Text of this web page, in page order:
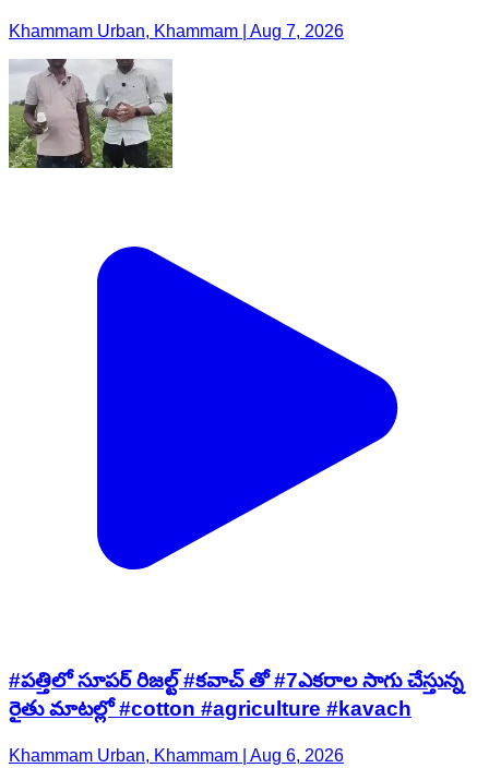
Khammam Urban, Khammam | Aug 7, 2026
#పత్తిలో సూపర్ రిజల్ట్ #కవాచ్ తో #7ఎకరాల సాగు చేస్తున్న
రైతు మాటల్లో #cotton #agriculture #kavach
Khammam Urban, Khammam | Aug 6, 2026